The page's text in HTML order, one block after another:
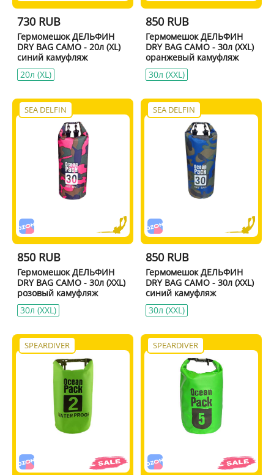
730 RUB
Гермомешок ДЕЛЬФИН
DRY BAG CAMO - 20л (XL)
синий камуфляж
20л (XL)
850 RUB
Гермомешок ДЕЛЬФИН
DRY BAG CAMO - 30л (XXL)
оранжевый камуфляж
30л (XXL)
SEA DELFIN
850 RUB
Гермомешок ДЕЛЬФИН
DRY BAG CAMO - 30л (XXL)
розовый камуфляж
30л (XXL)
SEA DELFIN
850 RUB
Гермомешок ДЕЛЬФИН
DRY BAG CAMO - 30л (XXL)
синий камуфляж
30л (XXL)
SPEARDIVER SPEARDIVER